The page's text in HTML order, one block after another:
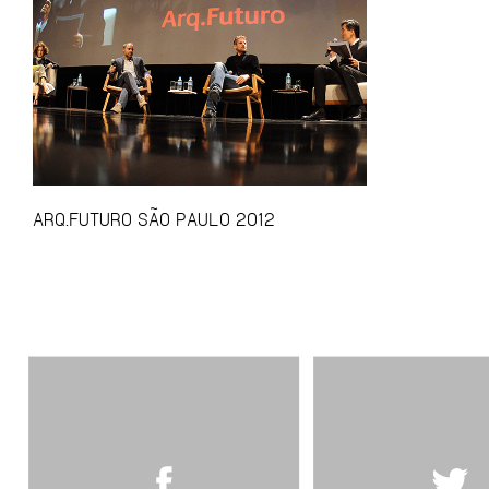
ARQ.FUTURO SÃO PAULO 2012